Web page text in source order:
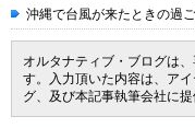
沖縄で台風が来たときの過
オルタナティブ・ブログは
す。入力頂いた内容は、ア
グ、及び本記事執筆会社に提